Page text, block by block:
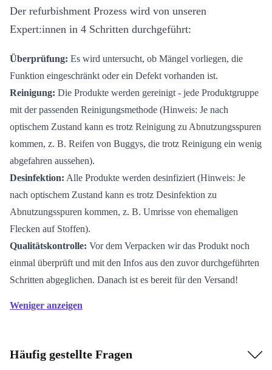
Der refurbishment Prozess wird von unseren
Expert:innen in 4 Schritten durchgeführt:
Überprüfung: Es wird untersucht, ob Mängel vorliegen, die
Funktion eingeschränkt oder ein Defekt vorhanden ist.
Reinigung: Die Produkte werden gereinigt - jede Produktgruppe
mit der passenden Reinigungsmethode (Hinweis: Je nach
optischem Zustand kann es trotz Reinigung zu Abnutzungsspuren
kommen, z. B. Reifen von Buggys, die trotz Reinigung ein wenig
abgefahren aussehen).
Desinfektion: Alle Produkte werden desinfiziert (Hinweis: Je
nach optischem Zustand kann es trotz Desinfektion zu
Abnutzungsspuren kommen, z. B. Umrisse von ehemaligen
Flecken auf Stoffen).
Qualitätskontrolle: Vor dem Verpacken wir das Produkt noch
einmal überprüft und mit den Infos aus den zuvor durchgeführten
Schritten abgeglichen. Danach ist es bereit für den Versand!
Weniger anzeigen
Häufig gestellte Fragen